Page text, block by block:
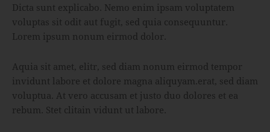
Dicta sunt explicabo. Nemo enim ipsam voluptatem
voluptas sit odit aut fugit, sed quia consequuntur.
Lorem ipsum nonum eirmod dolor.
Aquia sit amet, elitr, sed diam nonum eirmod tempor
invidunt labore et dolore magna aliquyam.erat, sed diam
voluptua. At vero accusam et justo duo dolores et ea
rebum. Stet clitain vidunt ut labore.